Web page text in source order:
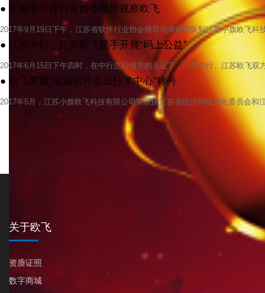
● 江苏省软件行业协会领导视察欧飞
2017年9月19日下午，江苏省软件行业协会领导何满怀带队到江苏小旗欧飞
● 江苏中行、江苏欧飞携手开展“码上公益”
2017年6月15日下午四时，在中行总行领导的见证下，江苏中行、江苏欧飞
● 欧飞荣膺“省级软件企业技术中心”称号
2017年5月，江苏小旗欧飞科技有限公司荣获由江苏省经济和信息化委员会和
关于欧飞
资质证照
数字商城